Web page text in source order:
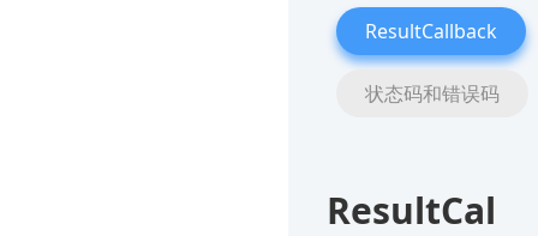
ResultCallback
状态码和错误码
ResultCal